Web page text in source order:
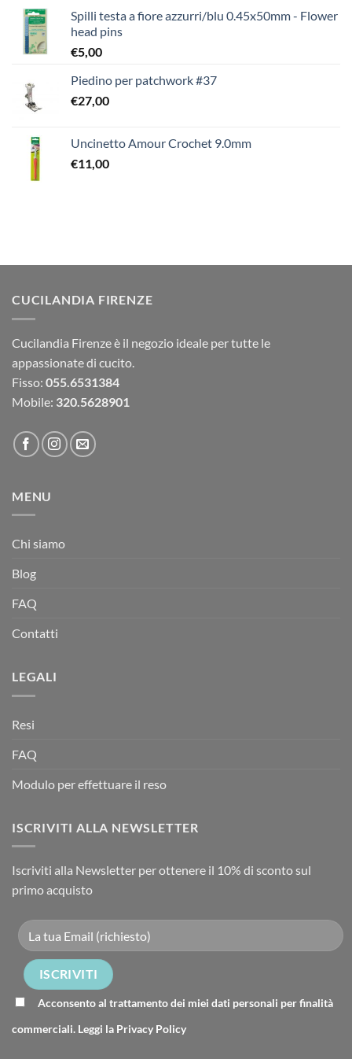
Spilli testa a fiore azzurri/blu 0.45x50mm - Flower
head pins
€5,00
Piedino per patchwork #37
€27,00
Uncinetto Amour Crochet 9.0mm
€11,00
CUCILANDIA FIRENZE
Cucilandia Firenze è il negozio ideale per tutte le
appassionate di cucito.
Fisso: 055.6531384
Mobile: 320.5628901
MENU
Chi siamo
Blog
FAQ
Contatti
LEGALI
Resi
FAQ
Modulo per effettuare il reso
ISCRIVITI ALLA NEWSLETTER
Iscriviti alla Newsletter per ottenere il 10% di sconto sul
primo acquisto
Acconsento al trattamento dei miei dati personali per finalità
commerciali. Leggi la Privacy Policy